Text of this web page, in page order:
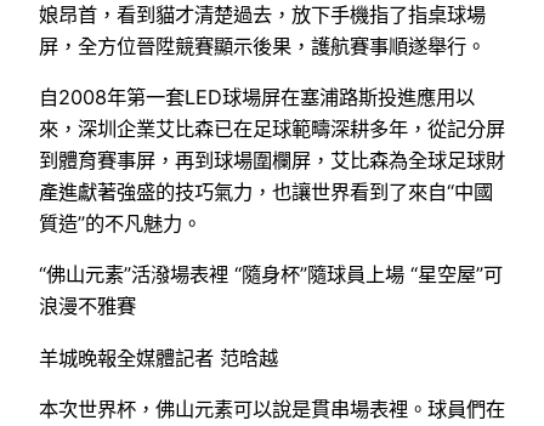
娘昂首，看到貓才清楚過去，放下手機指了指桌球場
屏，全方位晉陞競賽顯示後果，護航賽事順遂舉行。
自2008年第一套LED球場屏在塞浦路斯投進應用以
來，深圳企業艾比森已在足球範疇深耕多年，從記分屏
到體育賽事屏，再到球場圍欄屏，艾比森為全球足球財
產進獻著強盛的技巧氣力，也讓世界看到了來自“中國
質造”的不凡魅力。
“佛山元素”活潑場表裡 “隨身杯”隨球員上場 “星空屋”可
浪漫不雅賽
羊城晚報全媒體記者 范晗越
本次世界杯，佛山元素可以說是貫串場表裡。球員們在